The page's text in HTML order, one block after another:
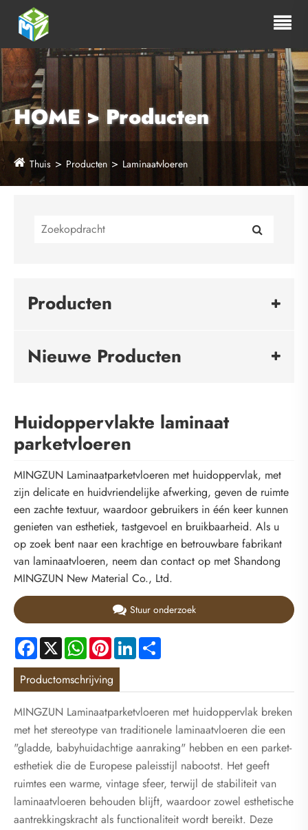
HOME > Producten
Thuis Producten Laminaatvloeren
Producten
Nieuwe Producten
Huidoppervlakte laminaat
parketvloeren
MINGZUN Laminaatparketvloeren met huidoppervlak, met
zijn delicate en huidvriendelijke afwerking, geven de ruimte
een zachte textuur, waardoor gebruikers in één keer kunnen
genieten van esthetiek, tastgevoel en bruikbaarheid. Als u
op zoek bent naar een krachtige en betrouwbare fabrikant
van laminaatvloeren, neem dan contact op met Shandong
MINGZUN New Material Co., Ltd.
Stuur onderzoek
Facebook
X WhatsApp
PinterestLinkedIn
Productomschrijving
MINGZUN Laminaatparketvloeren met huidoppervlak breken
met het stereotype van traditionele laminaatvloeren die een
"gladde, babyhuidachtige aanraking" hebben en een parket-
esthetiek die de Europese paleisstijl nabootst. Het geeft
ruimtes een warme, vintage sfeer, terwijl de stabiliteit van
laminaatvloeren behouden blijft, waardoor zowel esthetische
aantrekkingskracht als functionaliteit wordt bereikt. Deze